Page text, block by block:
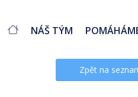
NÁŠ TÝM
Zpět na